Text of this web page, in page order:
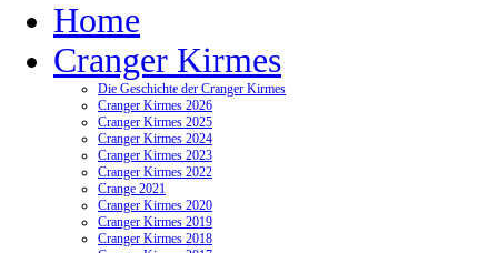
Home
Cranger Kirmes
Die Geschichte der Cranger Kirmes
Cranger Kirmes 2026
Cranger Kirmes 2025
Cranger Kirmes 2024
Cranger Kirmes 2023
Cranger Kirmes 2022
Crange 2021
Cranger Kirmes 2020
Cranger Kirmes 2019
Cranger Kirmes 2018